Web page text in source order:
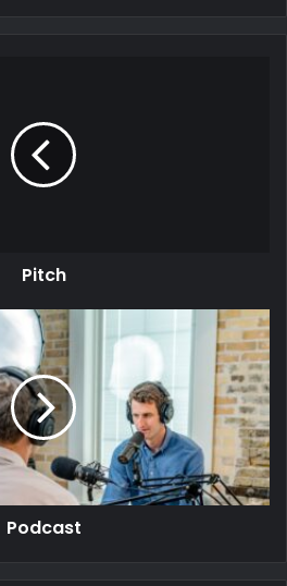
Pitch
Podcast